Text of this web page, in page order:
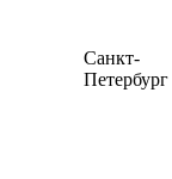
Санкт-
Петербург